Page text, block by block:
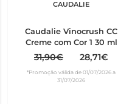
CAUDALIE
Caudalie Vinocrush CC
Creme com Cor 1 30 ml
31,90€ 28,71€
*Promoção válida de 01/07/2026 a
31/07/2026